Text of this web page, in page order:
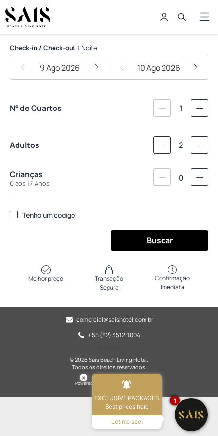
Sais Beach Living Hotel
Check-in / Check-out 1 Noite
9 Ago 2026 10 Ago 2026
N° de Quartos 1
Adultos 2
Crianças
0 aos 17 Anos
0
Tenho um código
Buscar
Melhor preço
Transação
Segura
Confirmação
Imediata
comercial@saishotel.com.br
+ 55 (82) 3512-1004
© 2026 Sais Beach Living Hotel.
Todos os direitos reservados.
Powered by
×
EXCLUSIVE PACKAGES
Best prices here
Let me see!
1